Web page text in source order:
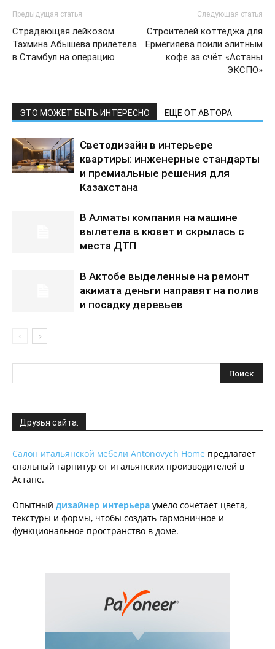
Предыдущая статья
Страдающая лейкозом
Тахмина Абышева прилетела
в Стамбул на операцию
Следующая статья
Строителей коттеджа для
Ермегияева поили элитным
кофе за счёт «Астаны
ЭКСПО»
ЭТО МОЖЕТ БЫТЬ ИНТЕРЕСНО ЕЩЕ ОТ АВТОРА
Светодизайн в интерьере
квартиры: инженерные стандарты
и премиальные решения для
Казахстана
В Алматы компания на машине
вылетела в кювет и скрылась с
места ДТП
В Актобе выделенные на ремонт
акимата деньги направят на полив
и посадку деревьев
Друзья сайта:
Салон итальянской мебели Antonovych Home предлагает
спальный гарнитур от итальянских производителей в
Астане.
Опытный дизайнер интерьера умело сочетает цвета,
текстуры и формы, чтобы создать гармоничное и
функциональное пространство в доме.